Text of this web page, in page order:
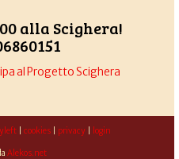
alla Scighera!
al Progetto Scighera
| cookies| privacy| login
Alekos.net